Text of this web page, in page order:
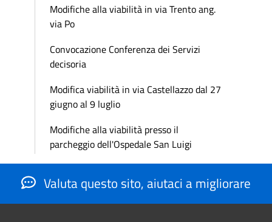
Modifiche alla viabilità in via Trento ang.
via Po
Convocazione Conferenza dei Servizi
decisoria
Modifica viabilità in via Castellazzo dal 27
giugno al 9 luglio
Modifiche alla viabilità presso il
parcheggio dell'Ospedale San Luigi
Valuta questo sito, aiutaci a migliorare